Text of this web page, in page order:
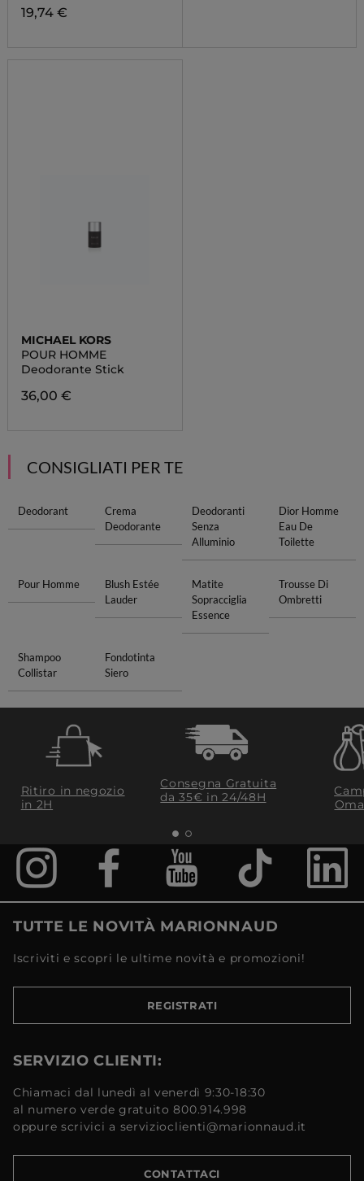
19,74 €
MICHAEL KORS
POUR HOMME
Deodorante Stick
36,00 €
CONSIGLIATI PER TE
Deodorant
Crema
Deodorante
Deodoranti
Senza
Alluminio
Dior Homme
Eau De
Toilette
Pour Homme
Blush Estée
Lauder
Matite
Sopracciglia
Essence
Trousse Di
Ombretti
Shampoo
Collistar
Fondotinta
Siero
Ritiro in negozio
in 2H
Consegna Gratuita
da 35€​ in 24/48H
TUTTE LE NOVITÀ MARIONNAUD
Iscriviti e scopri le ultime novità e promozioni!
REGISTRATI
SERVIZIO CLIENTI:
Chiamaci dal lunedì al venerdì 9:30-18:30
al numero verde gratuito 800.914.998
oppure scrivici a servizioclienti@marionnaud.it
CONTATTACI